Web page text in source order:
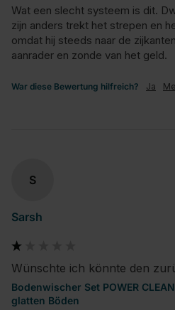
Wat een slecht systeem is dit.
zijn anders trekt het strepen en
omdat hij steeds naar de
aanrader en zonde van het geld.
War diese Bewertung hilfreich? Ja
S
Sarsh
Wünschte ich könnte den
Bodenwischer Set POWER
glatten Böden